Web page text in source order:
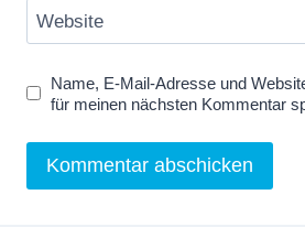
Website
Name, E-Mail-Adresse und
für meinen nächsten Kommentar